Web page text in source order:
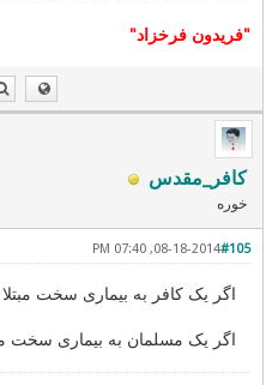
"فریدون فرخزاد"
کافر_مقدس
خوره
#105
08-18-2014, 07:40 PM
اگر یک کافر به بیماری سخت
اگر یک مسلمان به بیماری سخت